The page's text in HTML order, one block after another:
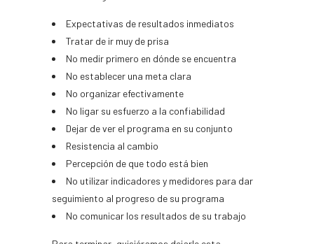
Expectativas de resultados inmediatos
Tratar de ir muy de prisa
No medir primero en dónde se encuentra
No establecer una meta clara
No organizar efectivamente
No ligar su esfuerzo a la confiabilidad
Dejar de ver el programa en su conjunto
Resistencia al cambio
Percepción de que todo está bien
No utilizar indicadores y medidores para dar
seguimiento al progreso de su programa
No comunicar los resultados de su trabajo